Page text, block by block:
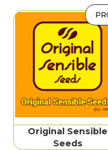
Original Sensible
Seeds